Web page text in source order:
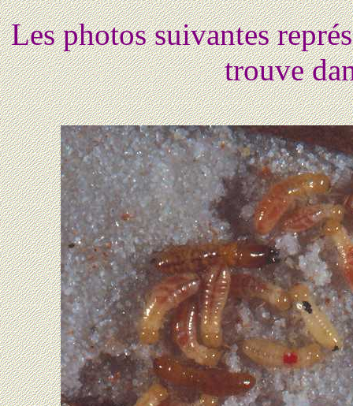
Les photos suivantes
trouve